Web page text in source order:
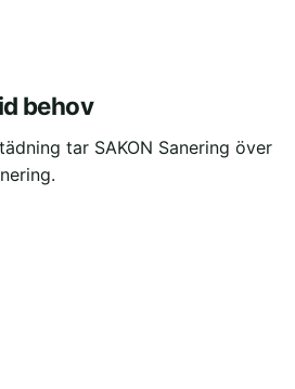
behov
tar SAKON Sanering över